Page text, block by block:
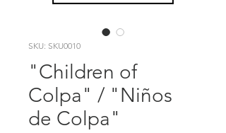
SKU: SKU0010
"Children of
Colpa" / "Niños
de Colpa"